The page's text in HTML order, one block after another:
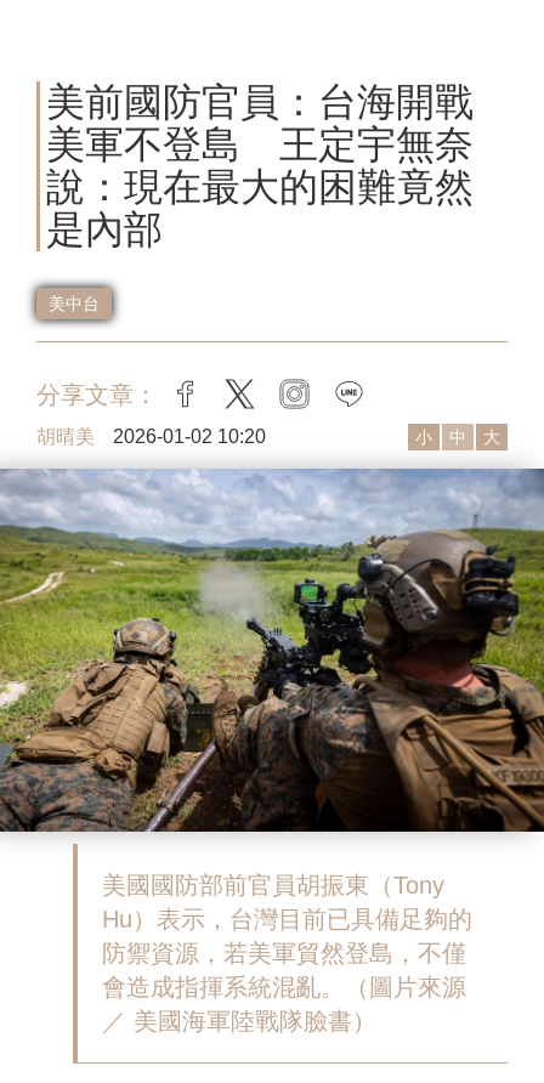
美前國防官員：台海開戰
美軍不登島 王定宇無奈
說：現在最大的困難竟然
是內部
美中台
分享文章： facebook
twitter instagram
胡晴美 2026-01-02 10:20 小 中 大
美國國防部前官員胡振東（Tony
Hu）表示，台灣目前已具備足夠的
防禦資源，若美軍貿然登島，不僅
會造成指揮系統混亂。（圖片來源
／ 美國海軍陸戰隊臉書）